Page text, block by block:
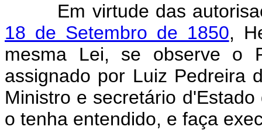
Em virtude das
18 de Setembro de 1850,
mesma Lei, se observe o
assignado por Luiz Pedreira
Ministro e secretário
o tenha entendido, e faça